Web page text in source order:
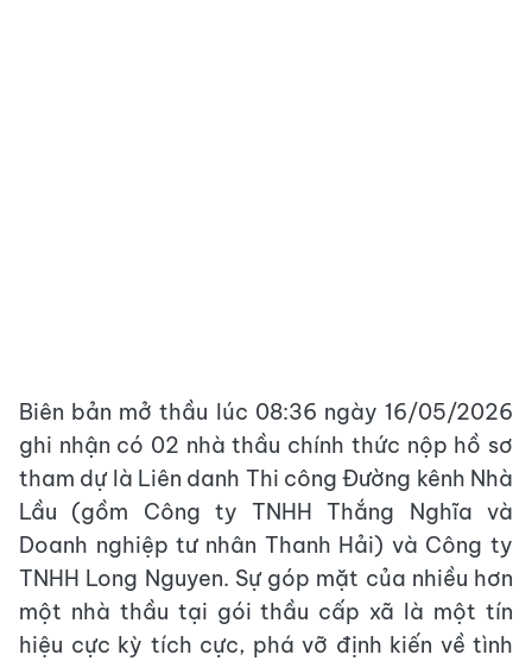
Biên bản mở thầu lúc 08:36 ngày 16/05/2026
ghi nhận có 02 nhà thầu chính thức nộp hồ sơ
tham dự là Liên danh Thi công Đường kênh Nhà
Lầu (gồm Công ty TNHH Thắng Nghĩa và
Doanh nghiệp tư nhân Thanh Hải) và Công ty
TNHH Long Nguyen. Sự góp mặt của nhiều hơn
một nhà thầu tại gói thầu cấp xã là một tín
hiệu cực kỳ tích cực, phá vỡ định kiến về tình